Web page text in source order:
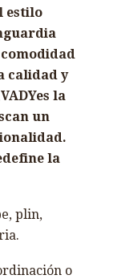
estilo
calidad y
la
un
la
plin,
o